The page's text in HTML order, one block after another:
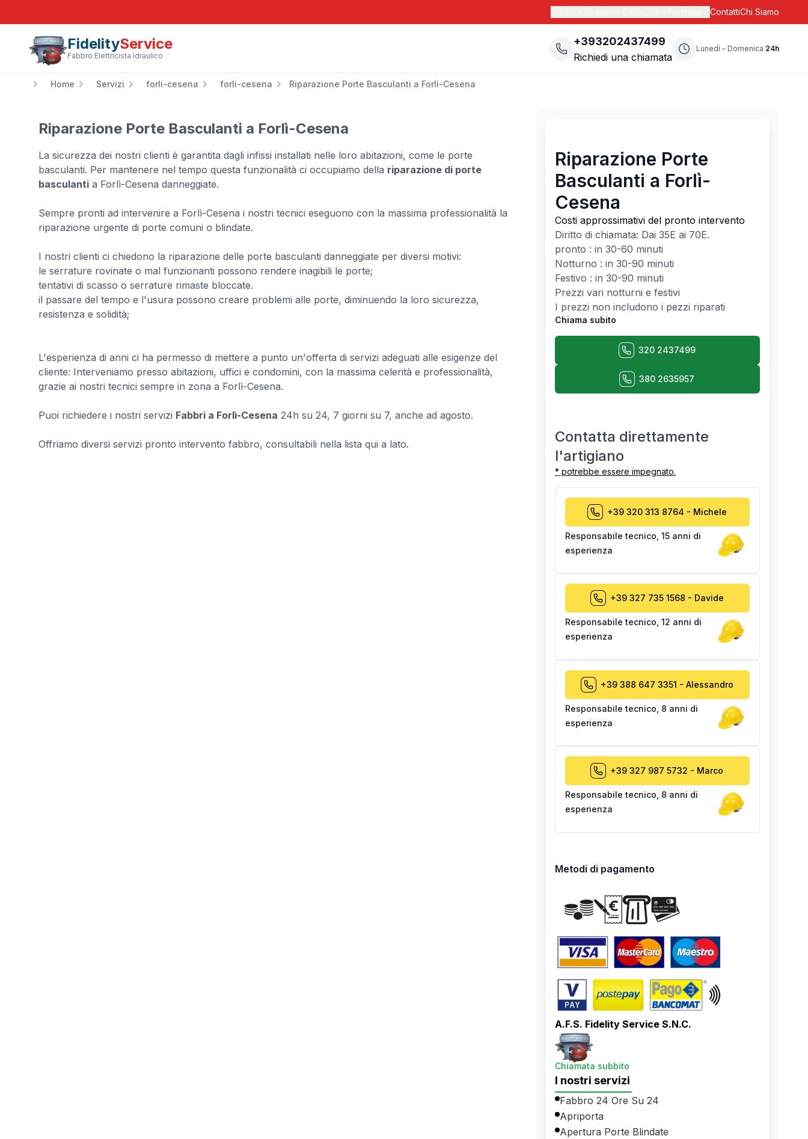
ContattiChi Siamo
FidelityService
Fabbro Elettricista Idraulico
+393202437499
Richiedi una chiamata
Lunedì – Domenica 24h
Home Servizi forli-cesena forli-cesena Riparazione Porte Basculanti a Forlì-Cesena
Riparazione Porte Basculanti a Forlì-Cesena
La sicurezza dei nostri clienti è garantita dagli infissi installati nelle loro abitazioni, come le porte
basculanti. Per mantenere nel tempo questa funzionalità ci occupiamo della riparazione di porte
basculanti a Forlì-Cesena danneggiate.
Sempre pronti ad intervenire a Forlì-Cesena i nostri tecnici eseguono con la massima professionalità la
riparazione urgente di porte comuni o blindate.
I nostri clienti ci chiedono la riparazione delle porte basculanti danneggiate per diversi motivi:
le serrature rovinate o mal funzionanti possono rendere inagibili le porte;
tentativi di scasso o serrature rimaste bloccate.
il passare del tempo e l'usura possono creare problemi alle porte, diminuendo la loro sicurezza,
resistenza e solidità;
L'esperienza di anni ci ha permesso di mettere a punto un'offerta di servizi adeguati alle esigenze del
cliente: Interveniamo presso abitazioni, uffici e condomini, con la massima celerità e professionalità,
grazie ai nostri tecnici sempre in zona a Forlì-Cesena.
Puoi richiedere i nostri servizi Fabbri a Forlì-Cesena 24h su 24, 7 giorni su 7, anche ad agosto.
Offriamo diversi servizi pronto intervento fabbro, consultabili nella lista qui a lato.
Riparazione Porte
Basculanti a Forlì-
Cesena
Costi approssimativi del pronto intervento
Diritto di chiamata: Dai 35E ai 70E.
pronto : in 30-60 minuti
Notturno : in 30-90 minuti
Festivo : in 30-90 minuti
Prezzi vari notturni e festivi
I prezzi non includono i pezzi riparati
Chiama subito
320 2437499
380 2635957
Contatta direttamente
l'artigiano
* potrebbe essere impegnato.
+39 320 313 8764 - Michele
Responsabile tecnico 15 anni di
esperienza
+39 327 735 1568 - Davide
Responsabile tecnico 12 anni di
esperienza
+39 388 647 3351 - Alessandro
Responsabile tecnico 8 anni di
esperienza
+39 327 987 5732 - Marco
Responsabile tecnico 8 anni di
esperienza
Metodi di pagamento
A.F.S. Fidelity Service S.N.C.
Chiamata subbito
I nostri servizi
Fabbro 24 Ore Su 24
Apriporta
Apertura Porte Blindate